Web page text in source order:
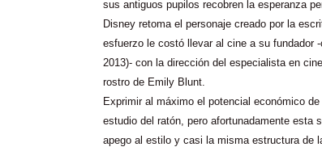
sus antiguos pupilos recobren la esperanza
Disney retoma el personaje creado por la
esfuerzo le costó llevar al cine a su fundador
2013)- con la dirección del especialista en
rostro de Emily Blunt.
Exprimir al máximo el potencial económico
estudio del ratón, pero afortunadamente esta
apego al estilo y casi la misma estructura de